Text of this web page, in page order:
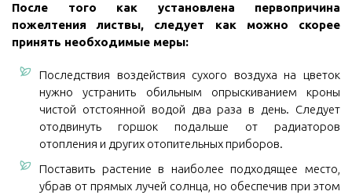
После того как установлена первопричина
пожелтения листвы, следует как можно скорее
принять необходимые меры:
Последствия воздействия сухого воздуха на цветок
нужно устранить обильным опрыскиванием кроны
чистой отстоянной водой два раза в день. Следует
отодвинуть горшок подальше от радиаторов
отопления и других отопительных приборов.
Поставить растение в наиболее подходящее место,
убрав от прямых лучей солнца, но обеспечив при этом